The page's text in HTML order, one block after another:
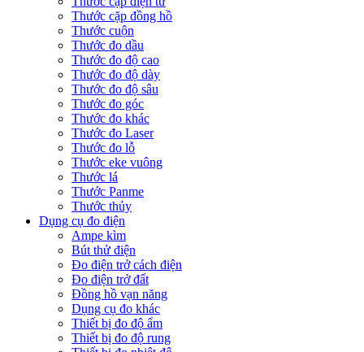
Thước cặp đồng hồ
Thước cuộn
Thước đo dầu
Thước đo độ cao
Thước đo độ dày
Thước đo độ sâu
Thước đo góc
Thước đo khác
Thước đo Laser
Thước đo lỗ
Thước eke vuông
Thước lá
Thước Panme
Thước thủy
Dụng cụ đo điện
Ampe kìm
Bút thử điện
Đo điện trở cách điện
Đo điện trở đất
Đồng hồ vạn năng
Dụng cụ đo khác
Thiết bị đo độ ẩm
Thiết bị đo độ rung